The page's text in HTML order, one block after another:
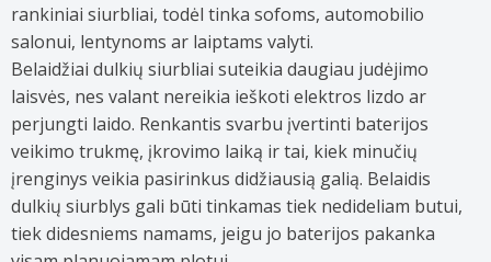
rankiniai siurbliai, todėl tinka sofoms, automobilio
salonui, lentynoms ar laiptams valyti.
Belaidžiai dulkių siurbliai suteikia daugiau judėjimo
laisvės, nes valant nereikia ieškoti elektros lizdo ar
perjungti laido. Renkantis svarbu įvertinti baterijos
veikimo trukmę, įkrovimo laiką ir tai, kiek minučių
įrenginys veikia pasirinkus didžiausią galią. Belaidis
dulkių siurblys gali būti tinkamas tiek nedideliam butui,
tiek didesniems namams, jeigu jo baterijos pakanka